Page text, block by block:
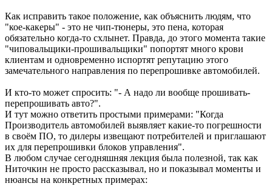
Как исправить такое положение, как объяснить людям, что
"кое-какеры" - это не чип-тюнеры, это пена, которая
обязательно когда-то схлынет. Правда, до этого момента такие
"чиповальщики-прошивальщики" попортят много крови
клиентам и одновременно испортят репутацию этого
замечательного направления по перепрошивке автомобилей.
И кто-то может спросить: "- А надо ли вообще прошивать-
перепрошивать авто?".
И тут можно ответить простыми примерами: "Когда
Производитель автомобилей выявляет какие-то погрешности
в своём ПО, то дилеры извещают потребителей и приглашают
их для перепрошивки блоков управления".
В любом случае сегодняшняя лекция была полезной, так как
Ниточкин не просто рассказывал, но и показывал моменты и
нюансы на конкретных примерах: